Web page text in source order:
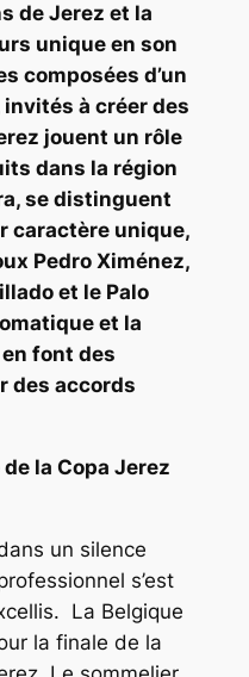
de Jerez et la
unique en son
composées d’un
invités à créer des
jouent un rôle
dans la région
se distinguent
caractère unique,
Pedro Ximénez,
et le Palo
et la
font des
des accords
la Copa Jerez
un silence
s’est
La Belgique
la finale de la